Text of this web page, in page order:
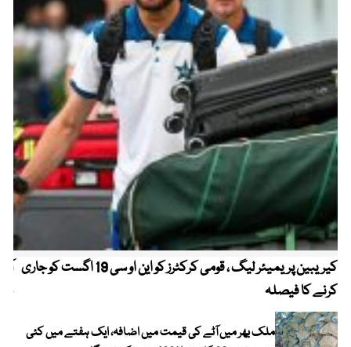
کیریبین پریمیئر لیگ ، قومی کرکٹرز کو این او سی 19 اگست کو جاری
کرنے کا فیصلہ
ملک بھر میں آٹے کی قیمت میں اضافہ، ایک ہفتے میں کئی